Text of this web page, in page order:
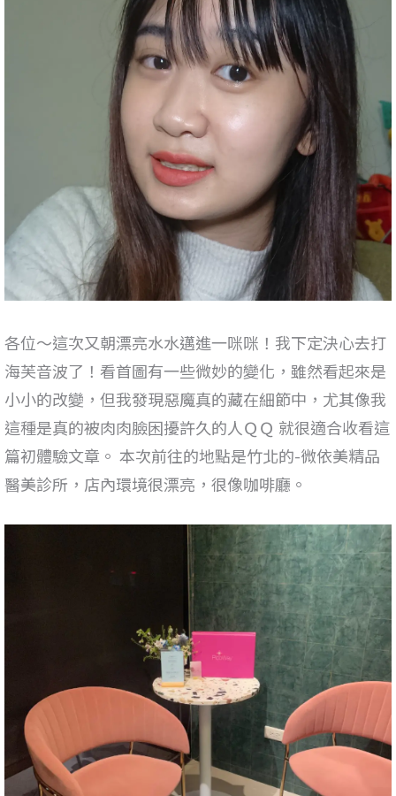
各位～這次又朝漂亮水水邁進一咪咪！我下定決心去打
海芙音波了！看首圖有一些微妙的變化，雖然看起來是
小小的改變，但我發現惡魔真的藏在細節中，尤其像我
這種是真的被肉肉臉困擾許久的人ＱＱ 就很適合收看這
篇初體驗文章。 本次前往的地點是竹北的-微依美精品
醫美診所，店內環境很漂亮，很像咖啡廳。